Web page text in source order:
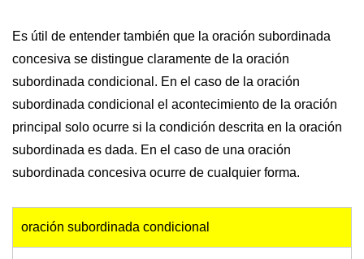
Es útil de entender también que la oración subordinada
concesiva se distingue claramente de la oración
subordinada condicional. En el caso de la oración
subordinada condicional el acontecimiento de la oración
principal solo ocurre si la condición descrita en la oración
subordinada es dada. En el caso de una oración
subordinada concesiva ocurre de cualquier forma.
oración subordinada condicional